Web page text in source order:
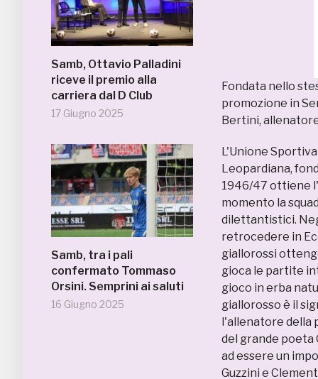
Samb, Ottavio Palladini
riceve il premio alla
carriera dal D Club
17 Giugno 2025
Samb, tra i pali
confermato Tommaso
Orsini. Semprini ai saluti
16 Giugno 2025
Fondata nello
promozione in
Bertini,
L'Unione
Leopardiana,
1946/47 ottiene
momento la
dilettantistici.
retrocedere in
giallorossi
gioca le partite
gioco in erba
giallorosso è il
l'allenatore della
del grande poeta
ad essere un
Guzzini e